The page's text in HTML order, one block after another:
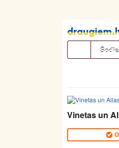
Pāriet
uz
saturu
Vinetas un